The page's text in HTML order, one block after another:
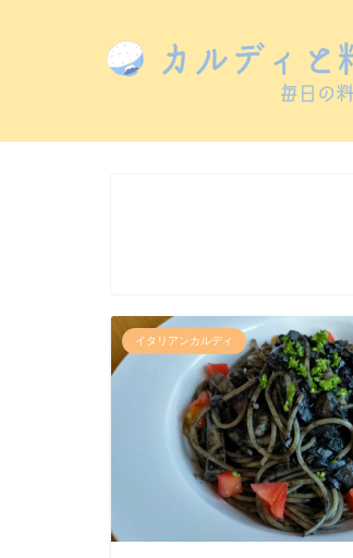
イタリアンカルディ